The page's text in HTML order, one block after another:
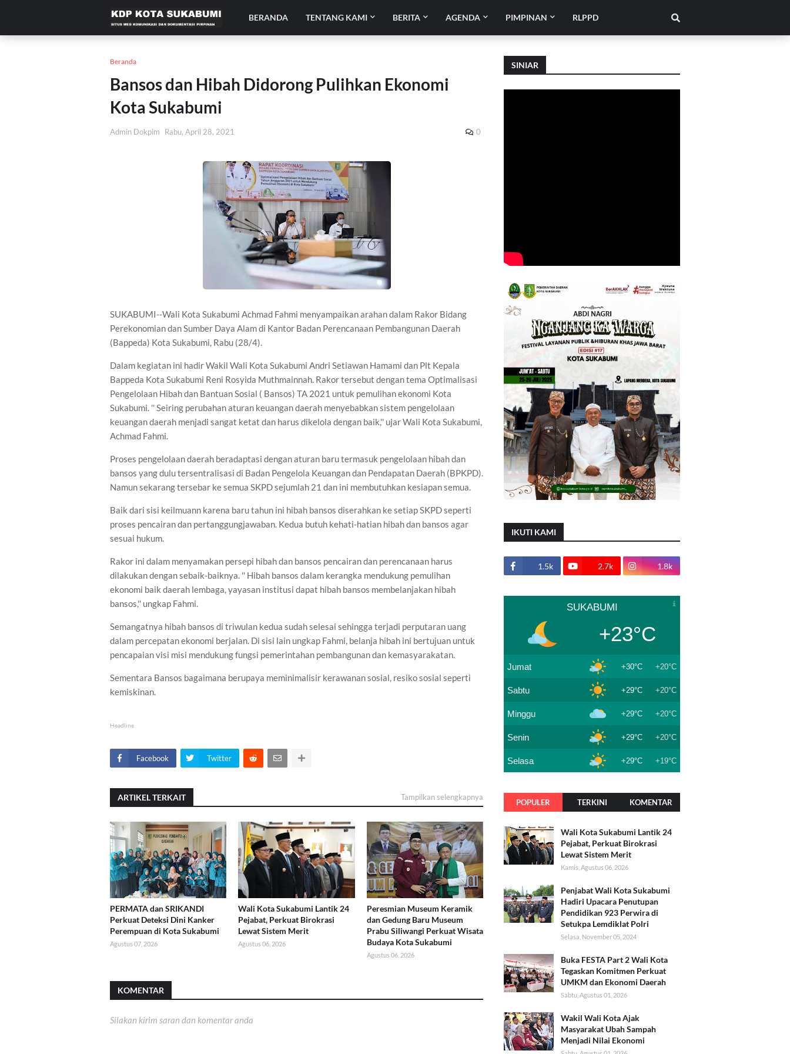
BERANDA TENTANG KAMI BERITA AGENDA PIMPINAN RLPPD
Beranda
Bansos dan Hibah Didorong Pulihkan Ekonomi
Kota Sukabumi
Admin Dokpim Rabu, April 28, 2021 0
SUKABUMI--Wali Kota Sukabumi Achmad Fahmi menyampaikan arahan dalam Rakor Bidang
Perekonomian dan Sumber Daya Alam di Kantor Badan Perencanaan Pembangunan Daerah
(Bappeda) Kota Sukabumi, Rabu (28/4).
Dalam kegiatan ini hadir Wakil Wali Kota Sukabumi Andri Setiawan Hamami dan Plt Kepala
Bappeda Kota Sukabumi Reni Rosyida Muthmainnah. Rakor tersebut dengan tema Optimalisasi
Pengelolaan Hibah dan Bantuan Sosial ( Bansos) TA 2021 untuk pemulihan ekonomi Kota
Sukabumi. '' Seiring perubahan aturan keuangan daerah menyebabkan sistem pengelolaan
keuangan daerah menjadi sangat ketat dan harus dikelola dengan baik,'' ujar Wali Kota Sukabumi,
Achmad Fahmi.
Proses pengelolaan daerah beradaptasi dengan aturan baru termasuk pengelolaan hibah dan
bansos yang dulu tersentralisasi di Badan Pengelola Keuangan dan Pendapatan Daerah (BPKPD).
Namun sekarang tersebar ke semua SKPD sejumlah 21 dan ini membutuhkan kesiapan semua.
Baik dari sisi keilmuann karena baru tahun ini hibah bansos diserahkan ke setiap SKPD seperti
proses pencairan dan pertanggungjawaban. Kedua butuh kehati-hatian hibah dan bansos agar
sesuai hukum.
Rakor ini dalam menyamakan persepi hibah dan bansos pencairan dan perencanaan harus
dilakukan dengan sebaik-baiknya. '' Hibah bansos dalam kerangka mendukung pemulihan
ekonomi baik daerah lembaga, yayasan institusi dapat hibah bansos membelanjakan hibah
bansos,'' ungkap Fahmi.
Semangatnya hibah bansos di triwulan kedua sudah selesai sehingga terjadi perputaran uang
dalam percepatan ekonomi berjalan. Di sisi lain ungkap Fahmi, belanja hibah ini bertujuan untuk
pencapaian visi misi mendukung fungsi pemerintahan pembangunan dan kemasyarakatan.
Sementara Bansos bagaimana berupaya meminimalisir kerawanan sosial, resiko sosial seperti
kemiskinan.
Headline
Facebook Twitter
ARTIKEL TERKAIT Tampilkan selengkapnya
PERMATA dan SRIKANDI
Perkuat Deteksi Dini Kanker
Perempuan di Kota Sukabumi
Agustus 07, 2026
Wali Kota Sukabumi Lantik 24
Pejabat, Perkuat Birokrasi
Lewat Sistem Merit
Agustus 06, 2026
Peresmian Museum Keramik
dan Gedung Baru Museum
Prabu Siliwangi Perkuat Wisata
Budaya Kota Sukabumi
Agustus 06, 2026
KOMENTAR
Silakan kirim saran dan komentar anda
SINIAR
IKUTI KAMI
1.5k 2.7k 1.8k
SUKABUMI
+23°C
Jumat +30°C +20°C
Sabtu +29°C +20°C
Minggu +29°C +20°C
Senin +29°C +20°C
Selasa +29°C +19°C
POPULER TERKINI KOMENTAR
Wali Kota Sukabumi Lantik 24
Pejabat, Perkuat Birokrasi
Lewat Sistem Merit
Kamis, Agustus 06, 2026
Penjabat Wali Kota Sukabumi
Hadiri Upacara Penutupan
Pendidikan 923 Perwira di
Setukpa Lemdiklat Polri
Selasa, November 05, 2024
Buka FESTA Part 2 Wali Kota
Tegaskan Komitmen Perkuat
UMKM dan Ekonomi Daerah
Sabtu, Agustus 01, 2026
Wakil Wali Kota Ajak
Masyarakat Ubah Sampah
Menjadi Nilai Ekonomi